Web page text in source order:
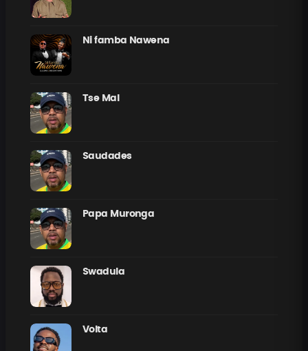
Ni famba Nawena
Tse Mal
Saudades
Papa Muronga
Swadula
Volta